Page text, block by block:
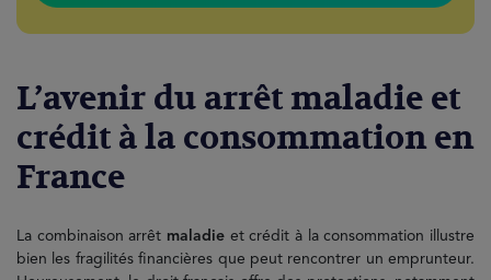
L’avenir du arrêt maladie et
crédit à la consommation en
France
La combinaison arrêt maladie et crédit à la consommation illustre
bien les fragilités financières que peut rencontrer un emprunteur.